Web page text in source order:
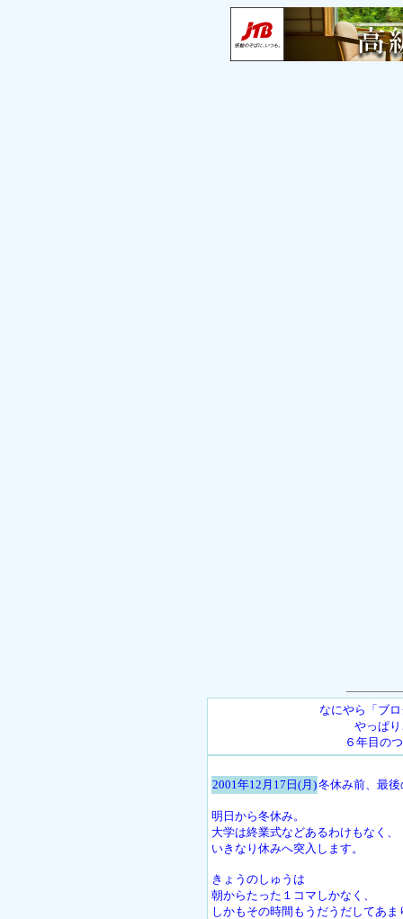
なにやら「ブ
やっぱ
６年目の
2001年12月17日(月)冬休み前、最後
明日から冬休み。
大学は終業式などあるわけもなく、
いきなり休みへ突入します。
きょうのしゅうは
朝からたった１コマしかなく、
しかもその時間もうだうだしてあ